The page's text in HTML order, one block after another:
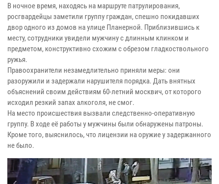
В ночное время, находясь на маршруте патрулирования,
росгвардейцы заметили группу граждан, спешно покидавших
двор одного из домов на улице Планерной. Приблизившись к
месту, сотрудники увидели мужчину с длинным клинком и
предметом, конструктивно схожим с обрезом гладкоствольного
ружья.
Правоохранители незамедлительно приняли меры: они
разоружили и задержали нарушителя порядка. Дать внятных
объяснений своим действиям 60-летний москвич, от которого
исходил резкий запах алкоголя, не смог.
На место происшествия вызвали следственно-оперативную
группу. В ходе её работы у мужчины были обнаружены патроны.
Кроме того, выяснилось, что лицензии на оружие у задержанного
не было.